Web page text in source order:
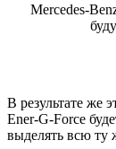
Mercedes-
В результате же
Ener-G-Force
выделять всю ту